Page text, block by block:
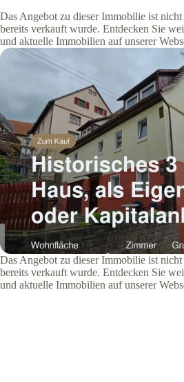
Das Angebot zu dieser Immobilie ist
bereits verkauft wurde. Entdecken Sie
und aktuelle Immobilien auf unserer
Das Angebot zu dieser Immobilie ist
bereits verkauft wurde. Entdecken Sie
und aktuelle Immobilien auf unserer